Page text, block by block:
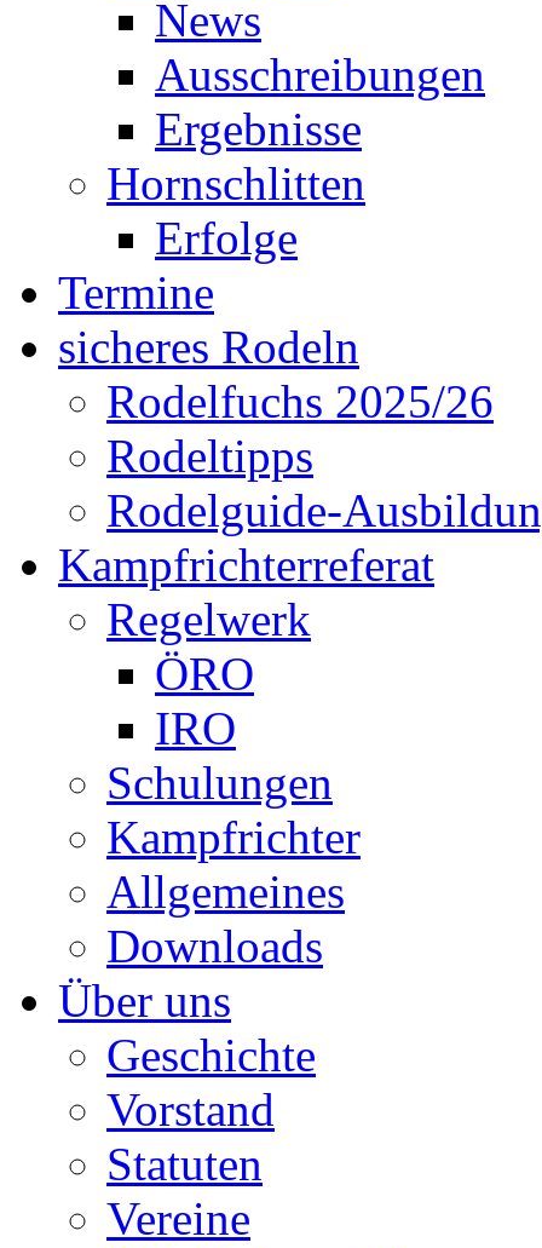
News
Ausschreibungen
Ergebnisse
Hornschlitten
Erfolge
Termine
sicheres Rodeln
Rodelfuchs 2025/26
Rodeltipps
Rodelguide-
Kampfrichterreferat
Regelwerk
ÖRO
IRO
Schulungen
Kampfrichter
Allgemeines
Downloads
Über uns
Geschichte
Vorstand
Statuten
Vereine